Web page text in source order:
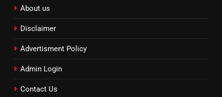
About us
Disclaimer
Advertisment Policy
Admin Login
Contact Us